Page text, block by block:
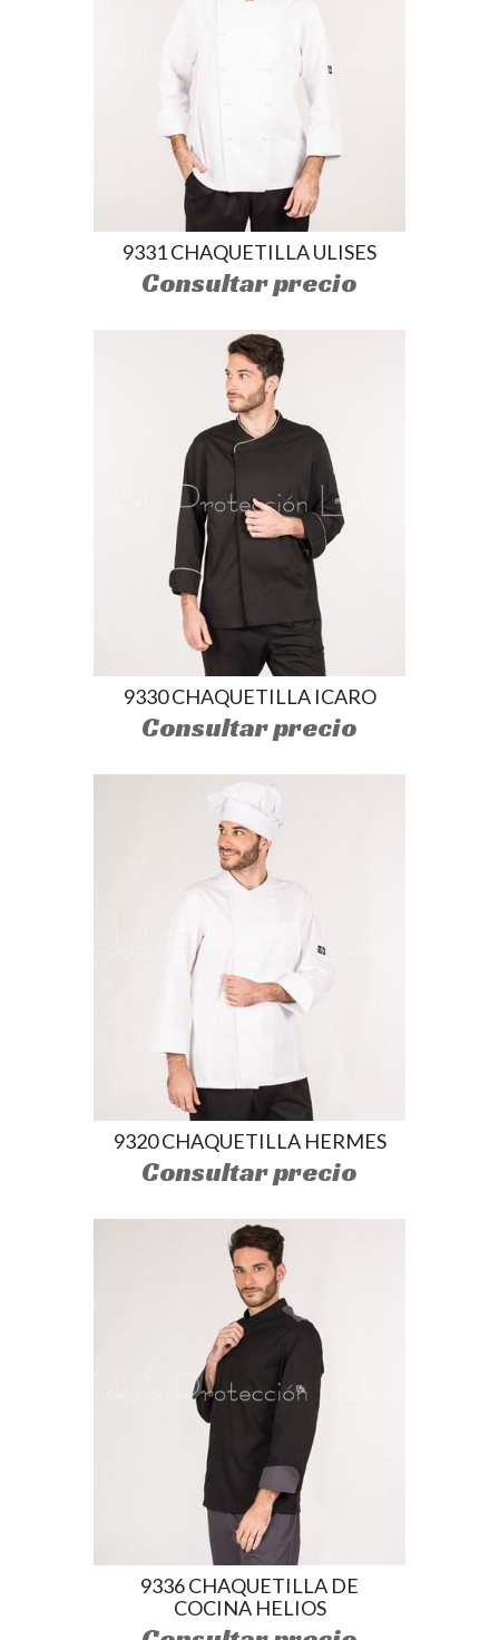
9331 CHAQUETILLA ULISES
Consultar precio
9330 CHAQUETILLA ICARO
Consultar precio
9320 CHAQUETILLA HERMES
Consultar precio
9336 CHAQUETILLA DE
COCINA HELIOS